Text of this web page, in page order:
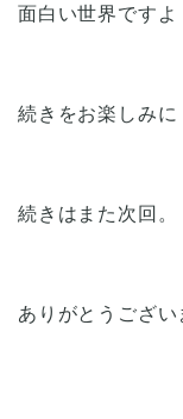
面白い世界ですよ
続きをお楽しみに
続きはまた次回。
ありがとうござい